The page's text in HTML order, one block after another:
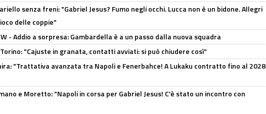
senza freni: "Gabriel Jesus? Fumo negli occhi. Lucca non è un bidone. Allegri
delle coppie"
- Addio a sorpresa: Gambardella è a un passo dalla nuova squadra
"Cajuste in granata, contatti avviati: si può chiudere così"
"Trattativa avanzata tra Napoli e Fenerbahce! A Lukaku contratto fino al 2028
e Moretto: "Napoli in corsa per Gabriel Jesus! C'è stato un incontro con